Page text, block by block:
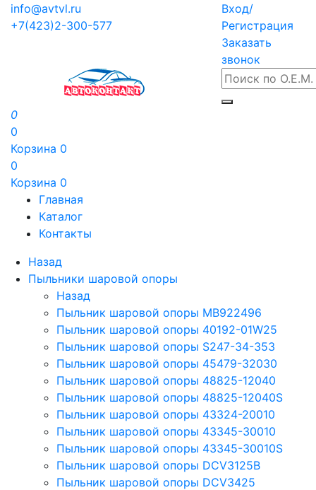
info@avtvl.ru
+7(423)2-300-577
Вход/
Регистрация
Заказать
звонок
0
0
Корзина 0
0
Корзина 0
Главная
Каталог
Контакты
Назад
Пыльники шаровой опоры
Назад
Пыльник шаровой опоры MB922496
Пыльник шаровой опоры 40192-01W25
Пыльник шаровой опоры S247-34-353
Пыльник шаровой опоры 45479-32030
Пыльник шаровой опоры 48825-12040
Пыльник шаровой опоры 48825-12040S
Пыльник шаровой опоры 43324-20010
Пыльник шаровой опоры 43345-30010
Пыльник шаровой опоры 43345-30010S
Пыльник шаровой опоры DCV3125B
Пыльник шаровой опоры DCV3425